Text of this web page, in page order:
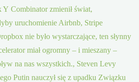
Y Combinator zmienił świat,
uruchomienie Airbnb, Stripe
nie było wystarczające, ten słynny
miał ogromny – i mieszany –
na nas wszystkich., Steven Levy
Putin nauczył się z upadku Związku